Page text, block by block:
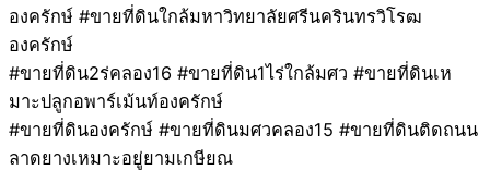
องครักษ์ #ขายที่ดินใกล้มหาวิทยาลัยศรีนครินทรวิโรฒ
องครักษ์
#ขายที่ดิน2ร่คลอง16 #ขายที่ดิน1ไร่ใกล้มศว #ขายที่ดินเห
มาะปลูกอพาร์เม้นท์องครักษ์
#ขายที่ดินองครักษ์ #ขายที่ดินมศวคลอง15 #ขายที่ดินติดถนน
ลาดยางเหมาะอยู่ยามเกษียณ